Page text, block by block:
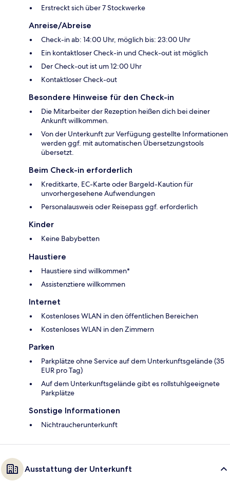
Erstreckt sich über 7 Stockwerke
Anreise/Abreise
Check-in ab: 14:00 Uhr, möglich bis: 23:00 Uhr
Ein kontaktloser Check-in und Check-out ist möglich
Der Check-out ist um 12:00 Uhr
Kontaktloser Check-out
Besondere Hinweise für den Check-in
Die Mitarbeiter der Rezeption heißen dich bei deiner
Ankunft willkommen.
Von der Unterkunft zur Verfügung gestellte Informationen
werden ggf. mit automatischen Übersetzungstools
übersetzt.
Beim Check-in erforderlich
Kreditkarte, EC-Karte oder Bargeld-Kaution für
unvorhergesehene Aufwendungen
Personalausweis oder Reisepass ggf. erforderlich
Kinder
Keine Babybetten
Haustiere
Haustiere sind willkommen*
Assistenztiere willkommen
Internet
Kostenloses WLAN in den öffentlichen Bereichen
Kostenloses WLAN in den Zimmern
Parken
Parkplätze ohne Service auf dem Unterkunftsgelände (35
EUR pro Tag)
Auf dem Unterkunftsgelände gibt es rollstuhlgeeignete
Parkplätze
Sonstige Informationen
Nichtraucherunterkunft
Ausstattung der Unterkunft